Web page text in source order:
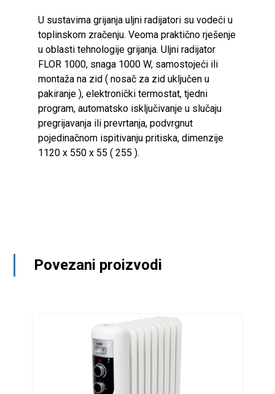
U sustavima grijanja uljni radijatori su vodeći u
toplinskom zračenju. Veoma praktično rješenje
u oblasti tehnologije grijanja. Uljni radijator
FLOR 1000, snaga 1000 W, samostojeći ili
montaža na zid ( nosač za zid uključen u
pakiranje ), elektronički termostat, tjedni
program, automatsko isključivanje u slučaju
pregrijavanja ili prevrtanja, podvrgnut
pojedinačnom ispitivanju pritiska, dimenzije
1120 x 550 x 55 ( 255 ).
Povezani proizvodi